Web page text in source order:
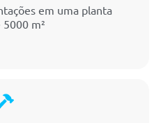
em uma planta
m²